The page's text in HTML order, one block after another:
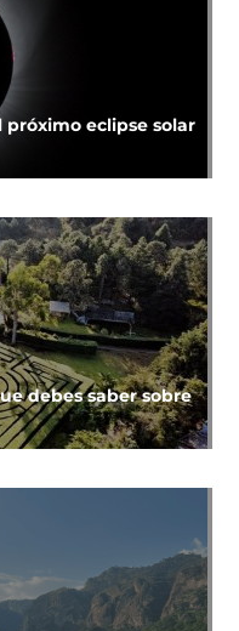
próximo eclipse solar
debes saber sobre